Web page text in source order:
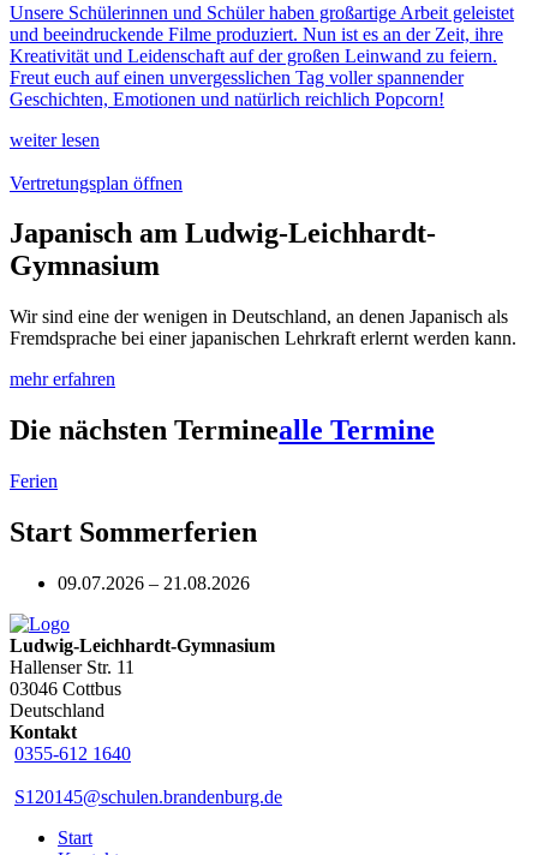
Unsere Schülerinnen und Schüler haben großartige Arbeit geleistet
und beeindruckende Filme produziert. Nun ist es an der Zeit, ihre
Kreativität und Leidenschaft auf der großen Leinwand zu feiern.
Freut euch auf einen unvergesslichen Tag voller spannender
Geschichten, Emotionen und natürlich reichlich Popcorn!
weiter lesen
Vertretungsplan öffnen
Japanisch am Ludwig-Leichhardt-
Gymnasium
Wir sind eine der wenigen in Deutschland, an denen Japanisch als
Fremdsprache bei einer japanischen Lehrkraft erlernt werden kann.
mehr erfahren
Die nächsten Terminealle Termine
Ferien
Start Sommerferien
09.07.2026 – 21.08.2026
Ludwig-Leichhardt-Gymnasium
Hallenser Str. 11
03046 Cottbus
Deutschland
Kontakt
0355-612 1640
S120145@schulen.brandenburg.de
Start